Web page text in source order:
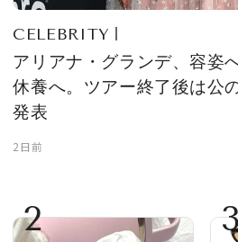
CELEBRITY
アリアナ・グランデ、容姿
休養へ。ツアー終了後は公
発表
2日前
2